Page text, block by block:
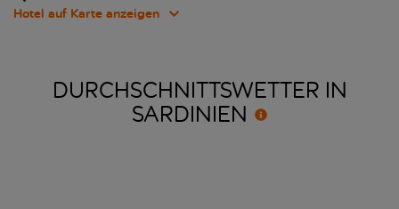
Hotel auf Karte anzeigen
DURCHSCHNITTSWETTER IN
SARDINIEN